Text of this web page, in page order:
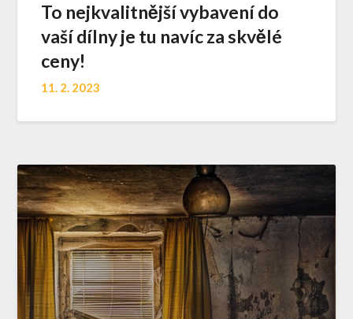
To nejkvalitnější vybavení do
vaší dílny je tu navíc za skvělé
ceny!
11. 2. 2023